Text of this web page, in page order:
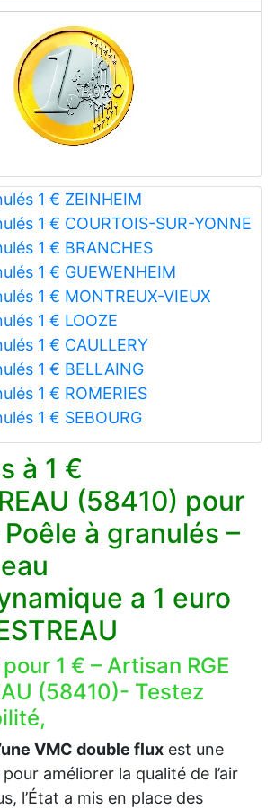
1 € ZEINHEIM
1 € COURTOIS-SUR-YONNE
1 € BRANCHES
1 € GUEWENHEIM
1 € MONTREUX-VIEUX
1 € LOOZE
1 € CAULLERY
1 € BELLAING
1 € ROMERIES
1 € SEBOURG
à 1 €
(58410) pour
Poêle à granulés –
a 1 euro
1 € – Artisan RGE
(58410)- Testez
VMC double flux est une
améliorer la qualité de l’air
l’État a mis en place des